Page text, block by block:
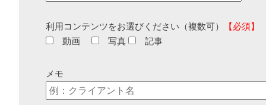
利用コンテンツをお選びください（複数可）
【必須】
動画
写真 記事
メモ